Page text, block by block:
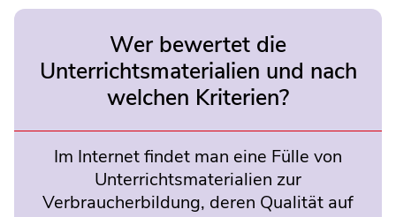
Wer bewertet die
Unterrichtsmaterialien und nach
welchen Kriterien?
Im Internet findet man eine Fülle von
Unterrichtsmaterialien zur
Verbraucherbildung, deren Qualität auf